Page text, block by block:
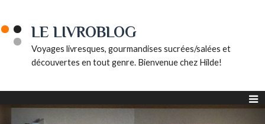
LE LIVROBLOG
Voyages livresques, gourmandises sucrées/salées et
découvertes en tout genre. Bienvenue chez Hilde!